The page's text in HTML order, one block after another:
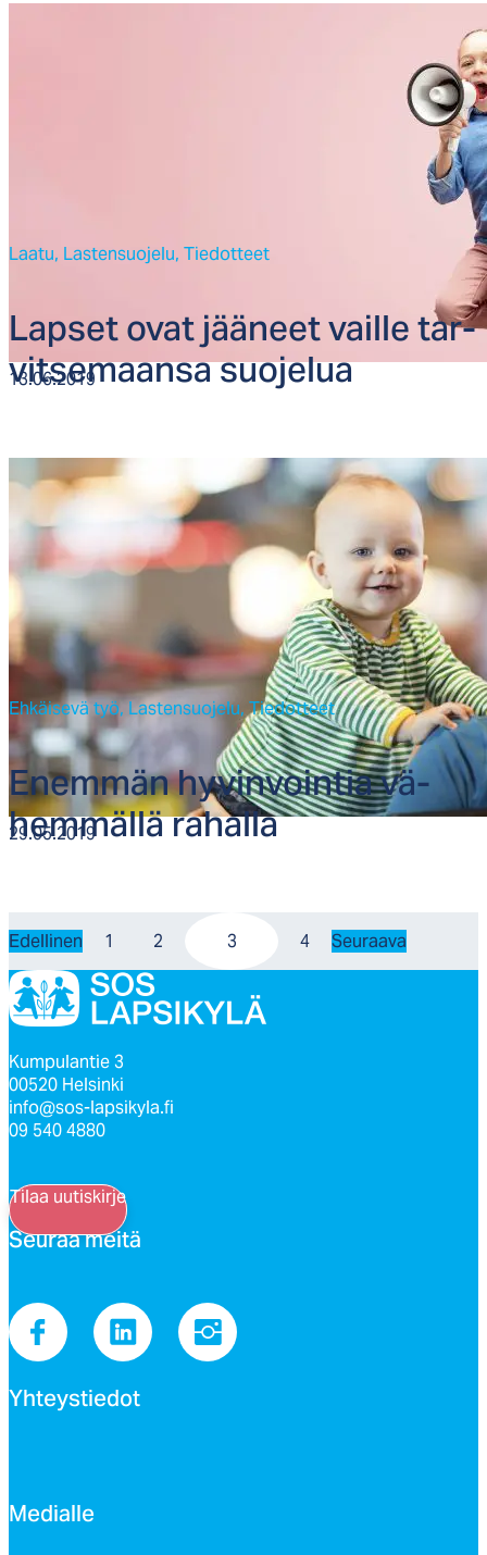
13.06.2019
Laatu, Lastensuojelu, Tiedotteet
Lap­set ovat jää­neet vail­le tar­
vit­se­maan­sa suo­je­lua
29.05.2019
Ehkäisevä työ, Lastensuojelu, Tiedotteet
Enem­män hy­vin­voin­tia vä­
hem­mäl­lä ra­hal­la
Edellinen 1 2 3 4 Seuraava
Kumpulantie 3
00520 Helsinki
info@sos-lapsikyla.fi
09 540 4880
Tilaa uutiskirje
Seu­raa mei­tä
Yh­teys­tie­dot
Me­dial­le